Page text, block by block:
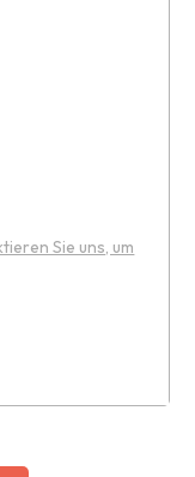
Sie uns, um